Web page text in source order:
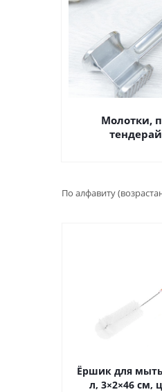
Молотки,
По алфавиту
Ёршик для
л, 3×2×46 см,